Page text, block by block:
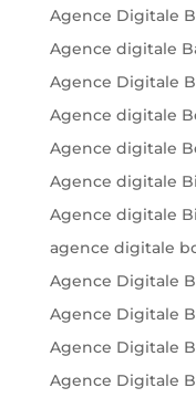
Agence Digitale
Agence digitale
Agence Digitale
Agence digitale
Agence digitale
Agence digitale
Agence digitale
agence digitale
Agence Digitale
Agence Digitale
Agence Digitale
Agence Digitale